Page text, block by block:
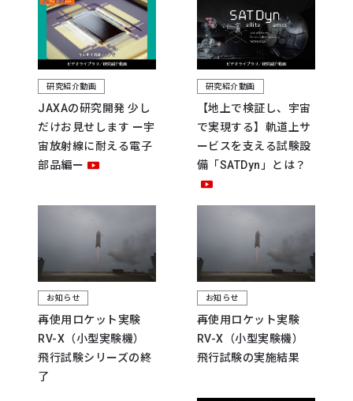
研究紹介動画
JAXAの研究開発 少し
だけお見せします ー宇
宙放射線に耐える電子
部品編ー
研究紹介動画
【地上で検証し、宇宙
で実現する】軌道上サ
ービスを支える試験設
備「SATDyn」とは？
お知らせ
再使用ロケット実験
RV-X（小型実験機）
飛行試験シリーズの終
了
お知らせ
再使用ロケット実験
RV-X（小型実験機）
飛行試験の実施結果